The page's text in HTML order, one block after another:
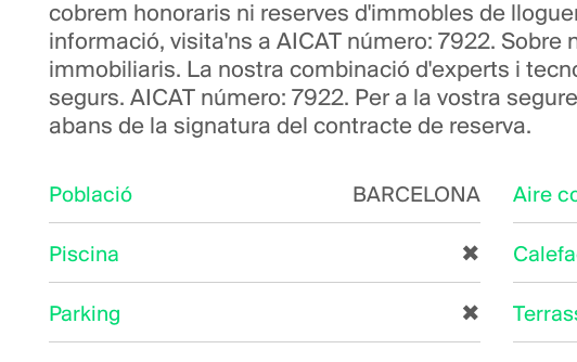
cobrem honoraris ni reserves d'immobles de
informació, visita'ns a AICAT número: 7922.
immobiliaris. La nostra combinació d'experts i
segurs. AICAT número: 7922. Per a la vostra
abans de la signatura del contracte de reserva.
Població BARCELONA
Piscina ✖
Parking ✖
Aire